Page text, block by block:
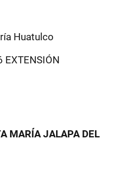
Huatulco
MARÍA JALAPA DEL